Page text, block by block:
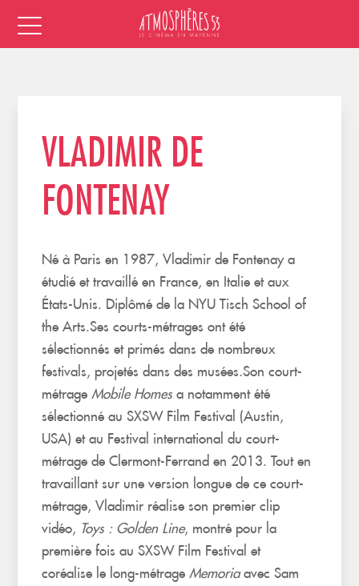
VLADIMIR DE
FONTENAY
Né à Paris en 1987, Vladimir de Fontenay a
étudié et travaillé en France, en Italie et aux
États-Unis. Diplômé de la NYU Tisch School of
the Arts.Ses courts-métrages ont été
sélectionnés et primés dans de nombreux
festivals, projetés dans des musées.Son court-
métrageMobile Homes a notamment été
sélectionné au SXSW Film Festival (Austin,
USA) et au Festival international du court-
métrage de Clermont-Ferrand en 2013. Tout en
travaillant sur une version longue de ce court-
métrage, Vladimir réalise son premier clip
vidéo, Toys : Golden Line, montré pour la
première fois au SXSW Film Festival et
coréalise le long-métrageMemoriaavec Sam